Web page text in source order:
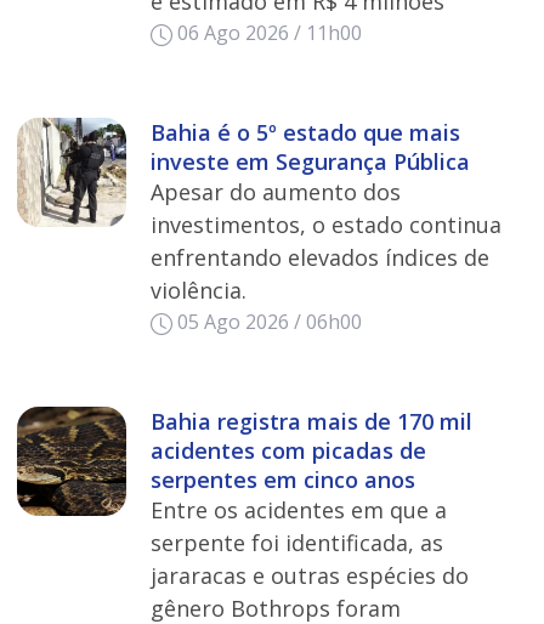
06 Ago 2026 / 11h00
Bahia é o 5º estado que mais
investe em Segurança Pública
Apesar do aumento dos
investimentos, o estado continua
enfrentando elevados índices de
violência.
05 Ago 2026 / 06h00
Bahia registra mais de 170 mil
acidentes com picadas de
serpentes em cinco anos
Entre os acidentes em que a
serpente foi identificada, as
jararacas e outras espécies do
gênero Bothrops foram